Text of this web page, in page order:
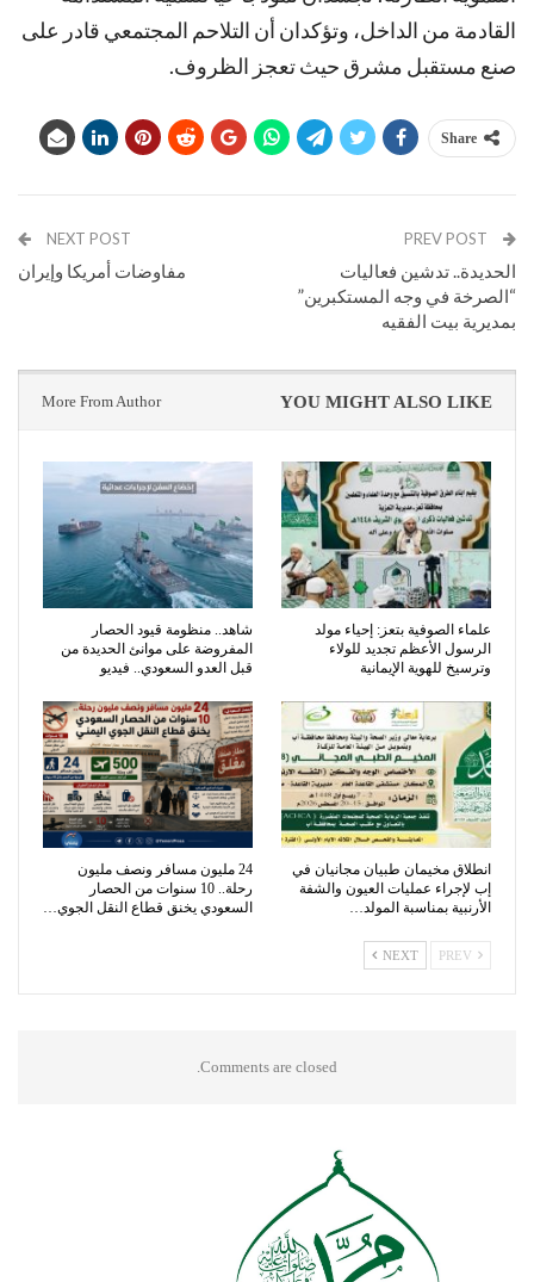
القادمة من الداخل، وتؤكدان أن التلاحم المجتمعي قادر على
صنع مستقبل مشرق حيث تعجز الظروف.
Share
الحديدة.. تدشين فعاليات
“الصرخة في وجه المستكبرين”
بمديرية بيت الفقيه
NEXT POST
مفاوضات أمريكا وإيران
YOU MIGHT ALSO LIKE
More From Author
​علماء الصوفية بتعز: إحياء مولد
الرسول الأعظم تجديد للولاء
وترسيخ للهوية الإيمانية
شاهد.. منظومة قيود الحصار
المفروضة على موانئ الحديدة من
قبل العدو السعودي.. فيديو
انطلاق مخيمان طبيان مجانيان في
إب لإجراء عمليات العيون والشفة
الأرنبية بمناسبة المولد…
24 مليون مسافر ونصف مليون
رحلة.. 10 سنوات من الحصار
السعودي يخنق قطاع النقل الجوي…
NEXT
Comments are closed.